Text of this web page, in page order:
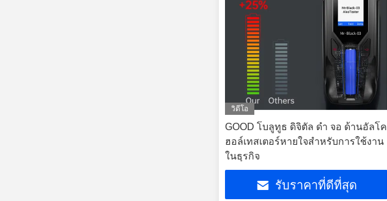
วิดีโอ
GOOD โบลูทูธ ดิจิตัล ดํา จอ ด้านอัลโค
ฮอล์เทสเตอร์หายใจสําหรับการใช้งาน
ในธุรกิจ
รับราคาที่ดีที่สุด